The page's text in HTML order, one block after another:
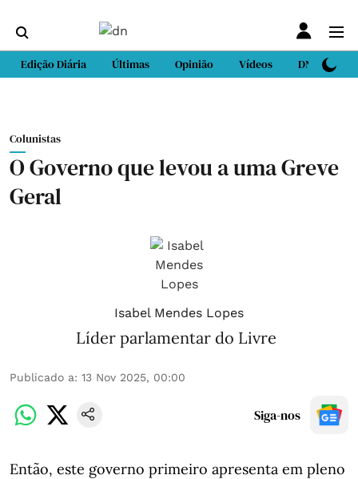
Edição Diária Últimas Opinião Vídeos DN Sport
Colunistas
O Governo que levou a uma Greve
Geral
Isabel Mendes Lopes
Líder parlamentar do Livre
Publicado a: 13 Nov 2025, 00:00
Siga-nos
Então, este governo primeiro apresenta em pleno